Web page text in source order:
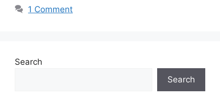
1 Comment
Search
Search